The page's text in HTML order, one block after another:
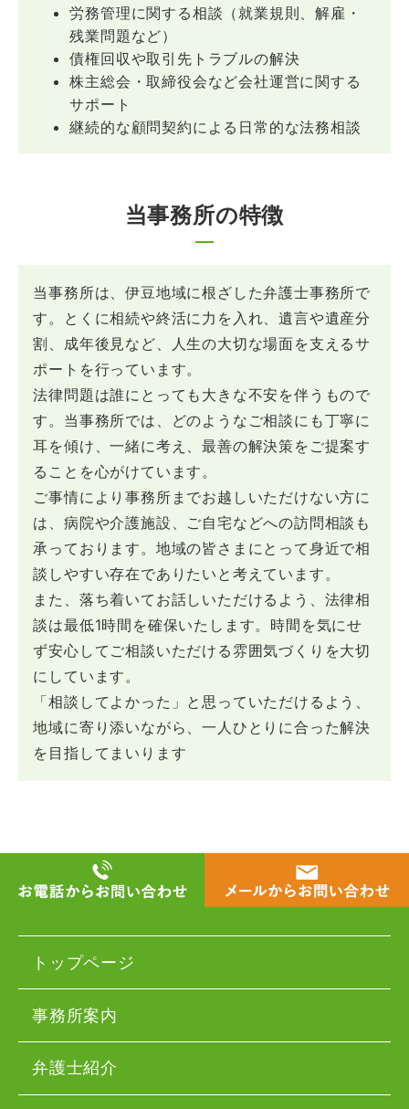
労務管理に関する相談（就業規則、解雇・
残業問題など）
債権回収や取引先トラブルの解決
株主総会・取締役会など会社運営に関する
サポート
継続的な顧問契約による日常的な法務相談
当事務所の特徴
当事務所は、伊豆地域に根ざした弁護士事務所で
す。とくに相続や終活に力を入れ、遺言や遺産分
割、成年後見など、人生の大切な場面を支えるサ
ポートを行っています。
法律問題は誰にとっても大きな不安を伴うもので
す。当事務所では、どのようなご相談にも丁寧に
耳を傾け、一緒に考え、最善の解決策をご提案す
ることを心がけています。
ご事情により事務所までお越しいただけない方に
は、病院や介護施設、ご自宅などへの訪問相談も
承っております。地域の皆さまにとって身近で相
談しやすい存在でありたいと考えています。
また、落ち着いてお話しいただけるよう、法律相
談は最低1時間を確保いたします。時間を気にせ
ず安心してご相談いただける雰囲気づくりを大切
にしています。
「相談してよかった」と思っていただけるよう、
地域に寄り添いながら、一人ひとりに合った解決
を目指してまいります
トップページ
事務所案内
弁護士紹介